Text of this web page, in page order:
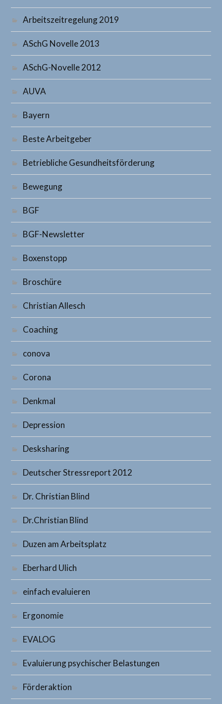
Arbeitszeitregelung 2019
ASchG Novelle 2013
ASchG-Novelle 2012
AUVA
Bayern
Beste Arbeitgeber
Betriebliche Gesundheitsförderung
Bewegung
BGF
BGF-Newsletter
Boxenstopp
Broschüre
Christian Allesch
Coaching
conova
Corona
Denkmal
Depression
Desksharing
Deutscher Stressreport 2012
Dr. Christian Blind
Dr.Christian Blind
Duzen am Arbeitsplatz
Eberhard Ulich
einfach evaluieren
Ergonomie
EVALOG
Evaluierung psychischer Belastungen
Förderaktion